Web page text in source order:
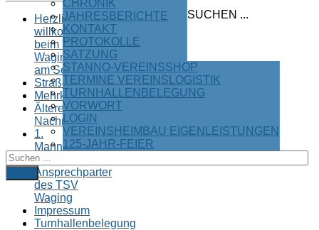
CHRONIK
JAHRESBERICHTE
KONTAKT
PROTOKOLLE
SATZUNG
STANNO-VEREINSSHOP
TERMINE VEREINSLOGISTIK
TURNHALLENBELEGUNG
VORWORT
LOGIN
VEREINSHEIMBAU EIGENLEISTUNGEN
125-JAHR-FEIER
SUCHEN ...
Herzlich
willkommen
beim TSV
Waging
am See
Straßenlauf
Mehrkampfserie
Ältere
Nachrichten
1.
Mannschaft
Kontakt
Ansprechparter
des TSV
Waging
Impressum
Turnhallenbelegung